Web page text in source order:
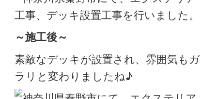
～施工後～
素敵なデッキが設置され、雰囲気もガ
ラリと変わりましたね♪